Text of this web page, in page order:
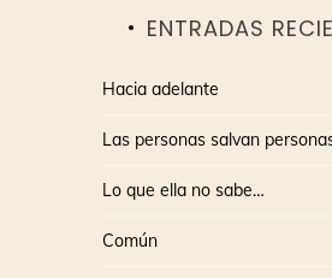
ENTRADAS
Hacia adelante
Las personas salvan
Lo que ella no sabe…
Común